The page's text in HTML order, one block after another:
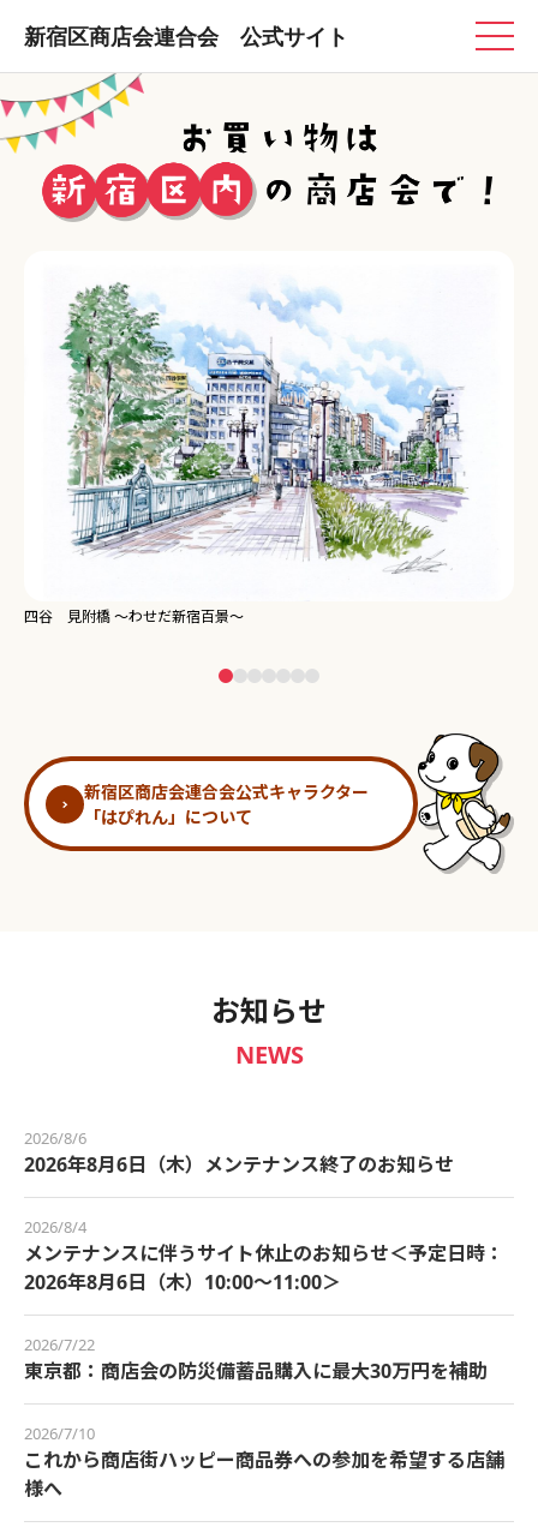
新宿区商店会連合会 公式サイト
新宿区商店会連合会公式キャラクター
「はぴれん」について
お知らせ
NEWS
2026/8/6
2026年8月6日（木）メンテナンス終了のお知らせ
2026/8/4
メンテナンスに伴うサイト休止のお知らせ＜予定日時：
2026年8月6日（木）10:00～11:00＞
2026/7/22
東京都：商店会の防災備蓄品購入に最大30万円を補助
2026/7/10
これから商店街ハッピー商品券への参加を希望する店舗
様へ